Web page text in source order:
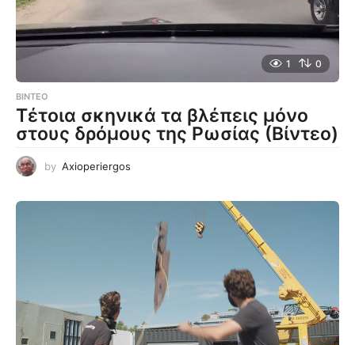
1 0
ΒΊΝΤΕΟ
Τέτοια σκηνικά τα βλέπεις μόνο
στους δρόμους της Ρωσίας (Βίντεο)
by Axioperiergos